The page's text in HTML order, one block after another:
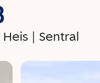
| Sentral